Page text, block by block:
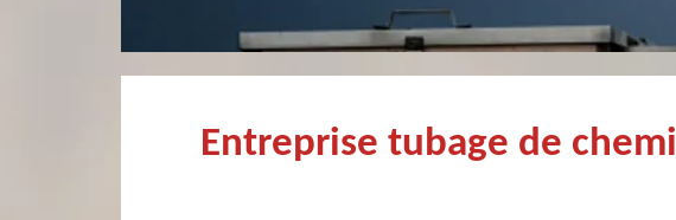
Entreprise tubage de